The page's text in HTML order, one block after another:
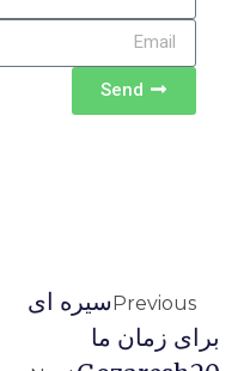
Send
Previousسیره ای
برای زمان ما